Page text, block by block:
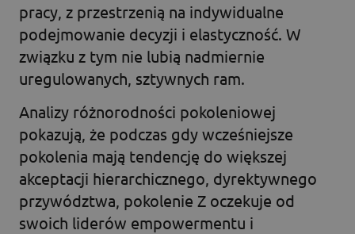
pracy, z przestrzenią na indywidualne
podejmowanie decyzji i elastyczność. W
związku z tym nie lubią nadmiernie
uregulowanych, sztywnych ram.
Analizy różnorodności pokoleniowej
pokazują, że podczas gdy wcześniejsze
pokolenia mają tendencję do większej
akceptacji hierarchicznego, dyrektywnego
przywództwa, pokolenie Z oczekuje od
swoich liderów empowermentu i